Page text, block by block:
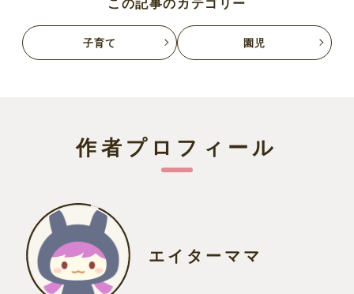
子育て 園児
作者プロフィール
エイターママ